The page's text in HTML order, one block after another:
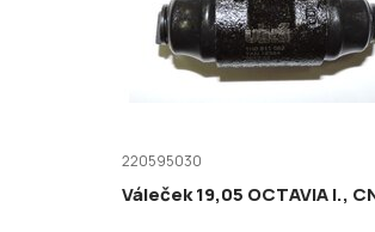
220595030
Váleček 19,05 OCTAVIA I.,